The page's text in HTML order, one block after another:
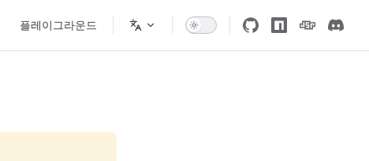
플레이그라운드